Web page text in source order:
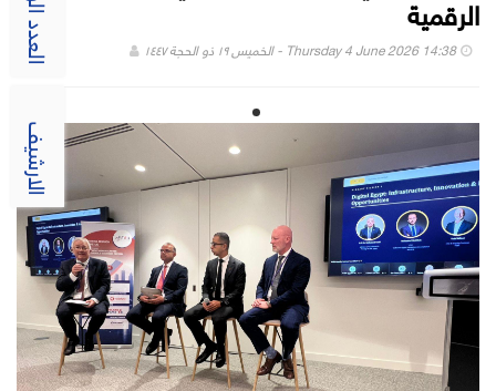
الارشيف
الرقمية
Thursday 4 June 2026 14:38 - الخميس ١٩ ذو الحجة ١٤٤٧